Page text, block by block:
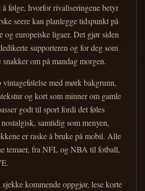
å følge, hvorfor rivaliseringene betyr
seere kan planlegge tidspunkt på
og europeiske ligaer. Det gjør siden
supporteren og for deg som
om på mandag morgen.
med mørk bakgrunn,
og kort som minner om gamle
godt til sport fordi det føles
samtidig som menyen,
er raske å bruke på mobil. Alle
temaer, fra NFL og NBA til fotball,
kommende oppgjør, lese korte